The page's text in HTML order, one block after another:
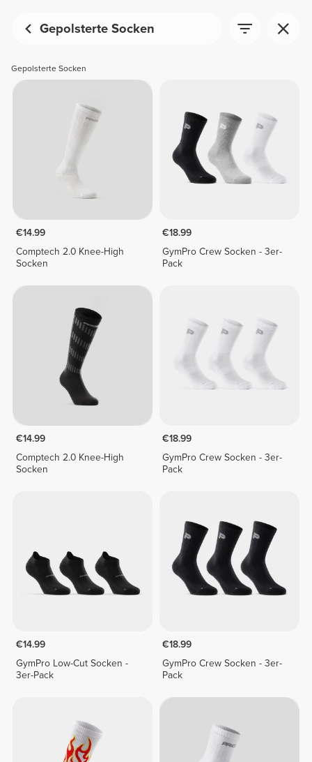
Gepolsterte Socken
Gepolsterte Socken
€14.99
Comptech 2.0 Knee-High
Socken
€18.99
GymPro Crew Socken - 3er-
Pack
€14.99
Comptech 2.0 Knee-High
Socken
€18.99
GymPro Crew Socken - 3er-
Pack
€14.99
GymPro Low-Cut Socken -
3er-Pack
€18.99
GymPro Crew Socken - 3er-
Pack